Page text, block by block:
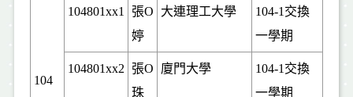
104
104801xx1
張O
婷
大連理工大學 104-1 交換
一學期
104801xx2
張O
珠
廈門大學 104-1 交換
一學期